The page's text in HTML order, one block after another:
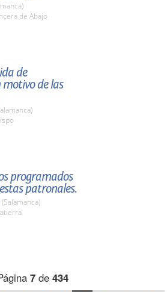
de Abajo
de
de las
programados
patronales.
7de 434